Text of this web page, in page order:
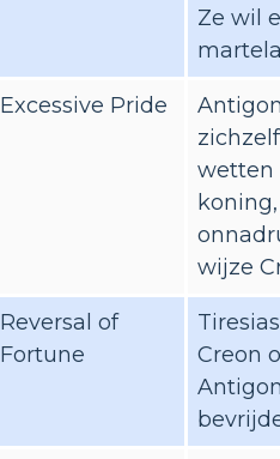
Ze wil
Excessive Pride
wetten
wijze
Reversal of
Fortune
Creon